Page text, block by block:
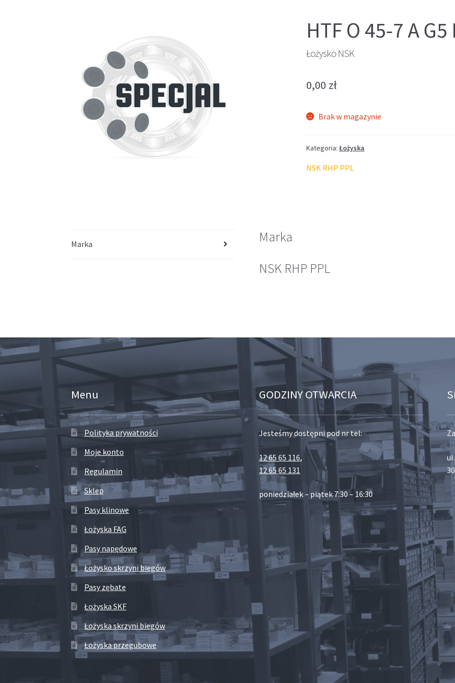
HTF O 45-7 A G5
Łożysko NSK
0,00 zł
Brak w magazynie
Kategoria: Łożyska
NSK RHP PPL
Marka
Marka
NSK RHP PPL
Menu
Polityka prywatności
Moje konto
Regulamin
Sklep
Pasy klinowe
Łożyska FAG
Pasy napędowe
Łożysko skrzyni biegów
Pasy zębate
Łożyska SKF
Łożyska skrzyni biegów
Łożyska przegubowe
GODZINY OTWARCIA
Jesteśmy dostępni pod nr tel:
12 65 65 116,
12 65 65 131
poniedziałek – piątek 7:30 – 16:30